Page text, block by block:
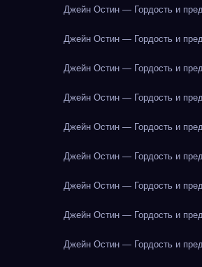
Джейн Остин — Гордость и
Джейн Остин — Гордость и
Джейн Остин — Гордость и
Джейн Остин — Гордость и
Джейн Остин — Гордость и
Джейн Остин — Гордость и
Джейн Остин — Гордость и
Джейн Остин — Гордость и
Джейн Остин — Гордость и